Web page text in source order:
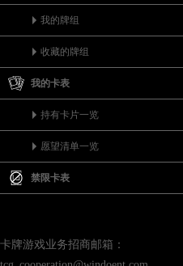
我的牌组
收藏的牌组
我的卡表
持有卡片一览
愿望清单一览
禁限卡表
卡牌游戏业务招商邮箱：